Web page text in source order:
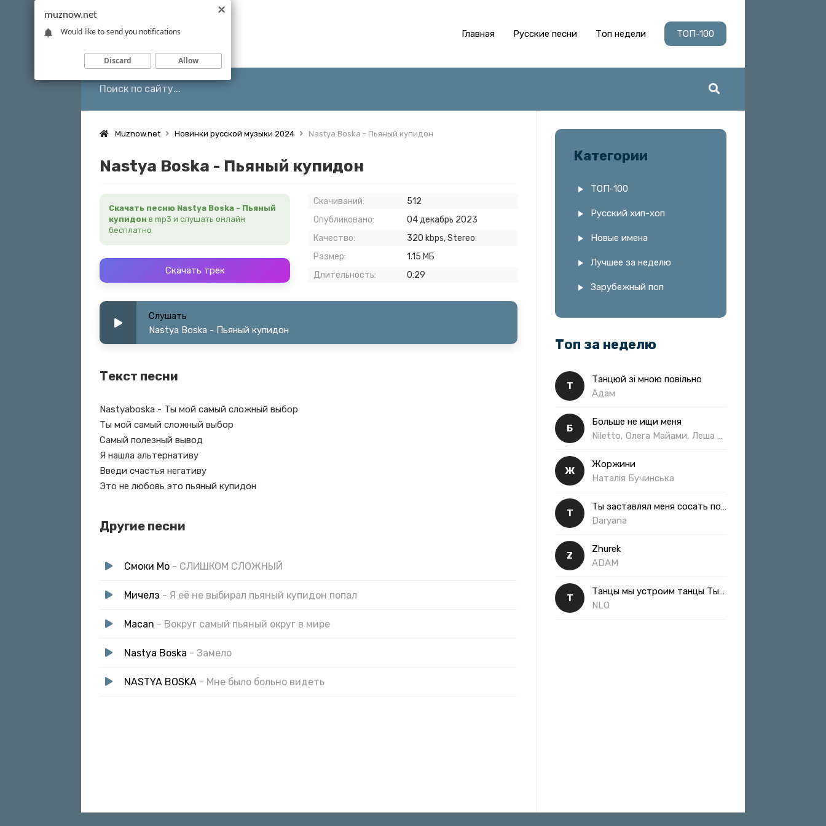
Главная Русские песни Топ недели ТОП-100
Muznow.net Новинки русской музыки 2024 Nastya Boska - Пьяный купидон
Nastya Boska - Пьяный купидон
Скачать песню Nastya Boska - Пьяный
купидон в mp3 и слушать онлайн
бесплатно
Скачать трек
Скачиваний:
512
Опубликовано:
04 декабрь 2023
Качество:
320 kbps, Stereo
Размер:
1.15 МБ
Длительность:
0:29
Слушать
Nastya Boska - Пьяный купидон
Текст песни
Nastyaboska - Ты мой самый сложный выбор
Ты мой самый сложный выбор
Самый полезный вывод
Я нашла альтернативу
Введи счастья негативу
Это не любовь это пьяный купидон
Другие песни
Смоки Мо - СЛИШКОМ СЛОЖНЫЙ
Мичелз - Я её не выбирал пьяный купидон попал
Macan - Вокруг самый пьяный округ в мире
Nastya Boska - Замело
NASTYA BOSKA - Мне было больно видеть
Категории
ТОП-100
Русский хип-хоп
Новые имена
Лучшее за неделю
Зарубежный поп
Топ за неделю
Т
Танцюй зі мною повільно
Адам
Б
Больше не ищи меня
Ж
Жоржини
Наталія Бучинська
Т
Ты заставлял меня сосать полная
Daryana
Z
Zhurek
ADAM
Т
Танцы мы устроим танцы Ты такая классная
NLO
muznow.net
Would like to send you notifications
Discard Allow